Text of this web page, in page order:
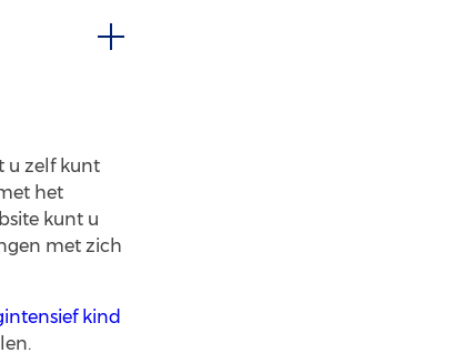
u zelf kunt
het
kunt u
met zich
kind